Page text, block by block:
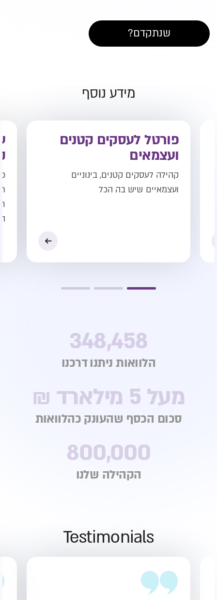
שנתקדם?
מידע נוסף
פורטל לעסקים קטנים
ועצמאים
קהילה לעסקים קטנים, בינוניים
ועצמאיים שיש בה הכל
348,458
הלוואות ניתנו דרכנו
מעל 5 מילארד ₪
סכום הכסף שהעונק כהלוואות
800,000
הקהילה שלנו
Testimonials